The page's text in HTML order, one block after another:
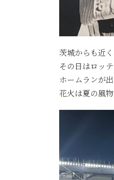
茨城からも近
その日はロッ
ホームランが
花火は夏の風